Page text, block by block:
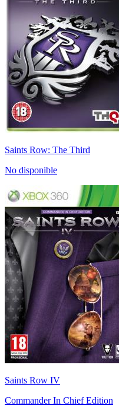
Saints Row: The Third
No disponible
Saints Row IV
Commander In Chief Edition